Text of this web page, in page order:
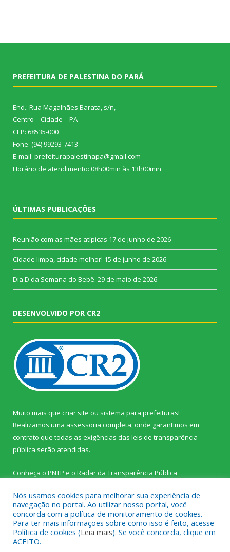
PREFEITURA DE PALESTINA DO PARÁ
End.: Rua Magalhães Barata, s/n,
Centro – Cidade – PA
CEP: 68535-000
Fone: (94) 99293-7413
E-mail: prefeiturapalestinapa@gmail.com
Horário de atendimento: 08h00min às 13h00min
ÚLTIMAS PUBLICAÇÕES
Reunião com as mães atípicas 17 de junho de 2026
Cidade limpa, cidade melhor! 15 de junho de 2026
Dia D da Semana do Bebê. 29 de maio de 2026
DESENVOLVIDO POR CR2
Muito mais que criar site ou sistema para prefeituras!
Realizamos uma assessoria completa, onde garantimos em
contrato que todas as exigências das leis de transparência
pública serão atendidas.
Conheça o PNTP e o Radar da Transparência Pública
Todos os direitos reservados a Prefeitura Municipal de Palestina
do Pará.
Nós usamos cookies para melhorar sua experiência de
navegação no portal. Ao utilizar nosso portal, você
concorda com a política de monitoramento de cookies.
Para ter mais informações sobre como isso é feito, acesse
Política de cookies (Leia mais). Se você concorda, clique em
ACEITO.